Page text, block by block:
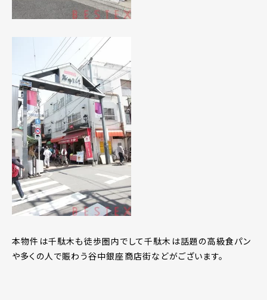
本物件は千駄木も徒歩圏内でして千駄木は話題の高級食パン
や多くの人で賑わう谷中銀座商店街などがございます。